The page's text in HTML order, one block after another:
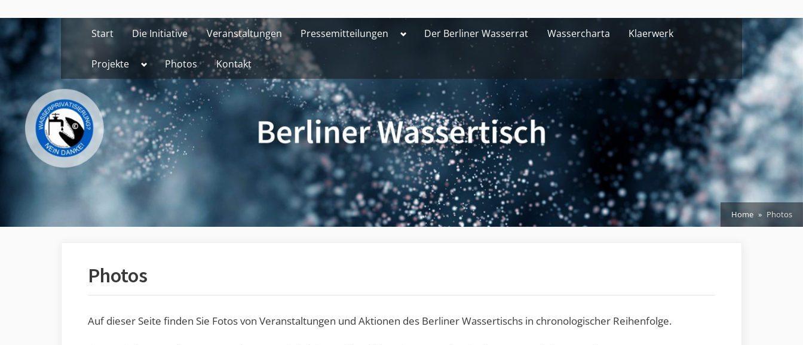
to
content
Start Die Initiative Veranstaltungen Pressemitteilungen ToggleDer Berliner Wasserrat Wassercharta Klaerwerk
Projekte Toggle
menu
Photos Kontakt
Home Photos
Photos
Auf dieser Seite finden Sie Fotos von Veranstaltungen und Aktionen des Berliner Wassertischs in chronologischer Reihenfolge.